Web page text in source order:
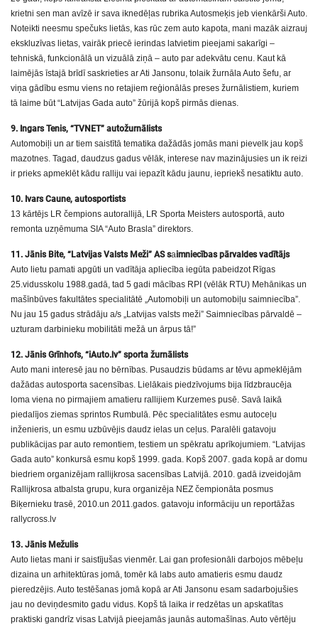
krietni sen man avīzē ir sava iknedēļas rubrika Autosmeķis jeb vienkārši Auto.
Noteikti neesmu spečuks lietās, kas rūc zem auto kapota, mani mazāk aizrauj
ekskluzīvas lietas, vairāk priecē ierindas latvietim pieejami sakarīgi –
tehniskā, funkcionālā un vizuālā ziņā – auto par adekvātu cenu. Kaut kā
laimējās īstajā brīdī saskrieties ar Ati Jansonu, tolaik žurnāla Auto šefu, ar
viņa gādību esmu viens no retajiem reģionālās preses žurnālistiem, kuriem
tā laime būt “Latvijas Gada auto” žūrijā kopš pirmās dienas.
9. Ingars Tenis, “TVNET” autožurnālists
Automobiļi un ar tiem saistītā tematika dažādās jomās mani pievelk jau kopš
mazotnes. Tagad, daudzus gadus vēlāk, interese nav mazinājusies un ik reizi
ir prieks apmeklēt kādu ralliju vai iepazīt kādu jaunu, iepriekš nesatiktu auto.
10. Ivars Caune, autosportists
13 kārtējs LR čempions autorallijā, LR Sporta Meisters autosportā, auto
remonta uzņēmuma SIA “Auto Brasla” direktors.
11. Jānis Bite, “Latvijas Valsts Meži” AS saimniecības pārvaldes vadītājs
Auto lietu pamati apgūti un vadītāja apliecība iegūta pabeidzot Rīgas
25.vidusskolu 1988.gadā, tad 5 gadi mācības RPI (vēlāk RTU) Mehānikas un
mašīnbūves fakultātes specialitātē „Automobiļi un automobiļu saimniecība”.
Nu jau 15 gadus strādāju a/s „Latvijas valsts meži” Saimniecības pārvaldē –
uzturam darbinieku mobilitāti mežā un ārpus tā!”
12. Jānis Grīnhofs, “iAuto.lv” sporta žurnālists
Auto mani interesē jau no bērnības. Pusaudzis būdams ar tēvu apmeklējām
dažādas autosporta sacensības. Lielākais piedzīvojums bija līdzbraucēja
loma viena no pirmajiem amatieru rallijiem Kurzemes pusē. Savā laikā
piedalījos ziemas sprintos Rumbulā. Pēc specialitātes esmu autoceļu
inženieris, un esmu uzbūvējis daudz ielas un ceļus. Paralēli gatavoju
publikācijas par auto remontiem, testiem un spēkratu aprīkojumiem. “Latvijas
Gada auto” konkursā esmu kopš 1999. gada. Kopš 2007. gada kopā ar domu
biedriem organizējam rallijkrosa sacensības Latvijā. 2010. gadā izveidojām
Rallijkrosa atbalsta grupu, kura organizēja NEZ čempionāta posmus
Biķernieku trasē, 2010.un 2011.gados. gatavoju informāciju un reportāžas
rallycross.lv
13. Jānis Mežulis
Auto lietas mani ir saistījušas vienmēr. Lai gan profesionāli darbojos mēbeļu
dizaina un arhitektūras jomā, tomēr kā labs auto amatieris esmu daudz
pieredzējis. Auto testēšanas jomā kopā ar Ati Jansonu esam sadarbojušies
jau no deviņdesmito gadu vidus. Kopš tā laika ir redzētas un apskatītas
praktiski gandrīz visas Latvijā pieejamās jaunās automašīnas. Auto vērtēju